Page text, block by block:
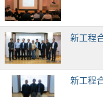
新工程
新工程